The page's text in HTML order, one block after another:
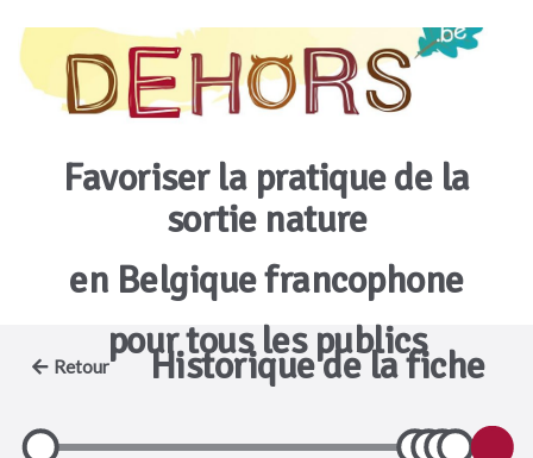
Favoriser la pratique de la
sortie nature
en Belgique francophone
pour tous les publics
Retour Historique de la fiche